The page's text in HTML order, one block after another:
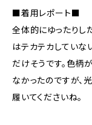
■着用レポート■
全体的にゆったりし
はテカテカしていな
だけそうです。色柄
なかったのですが、
履いてくださいね。